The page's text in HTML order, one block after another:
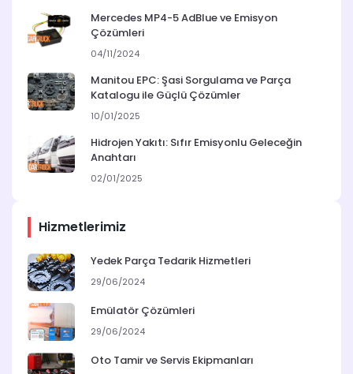
Mercedes MP4-5 AdBlue ve Emisyon
Çözümleri
04/11/2024
Manitou EPC: Şasi Sorgulama ve Parça
Katalogu ile Güçlü Çözümler
10/01/2025
Hidrojen Yakıtı: Sıfır Emisyonlu Geleceğin
Anahtarı
02/01/2025
Hizmetlerimiz
Yedek Parça Tedarik Hizmetleri
29/06/2024
Emülatör Çözümleri
29/06/2024
Oto Tamir ve Servis Ekipmanları